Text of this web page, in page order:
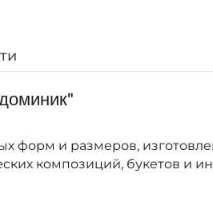
форм и размеров,
композиций, букетов и